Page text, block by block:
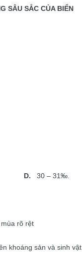
SÂU SẮC CỦA BIỂN
D. 30 – 31‰.
rõ rệt
khoáng sản và sinh vật